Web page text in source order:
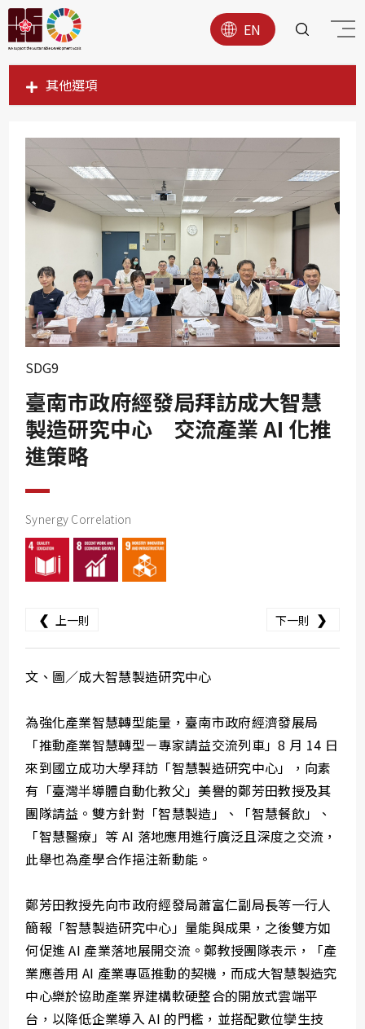
EN
其他選項
SDG1
SDG4
SDG5
SDG6
SDG7
SDG8
SDG9
SDG11
SDG12
SDG9
臺南市政府經發局拜訪成大智慧
製造研究中心 交流產業 AI 化推
進策略
Synergy Correlation
❮ 上一則 下一則 ❯
文、圖／成大智慧製造研究中心
為強化產業智慧轉型能量，臺南市政府經濟發展局
「推動產業智慧轉型－專家請益交流列車」8 月 14 日
來到國立成功大學拜訪「智慧製造研究中心」，向素
有「臺灣半導體自動化教父」美譽的鄭芳田教授及其
團隊請益。雙方針對「智慧製造」、「智慧餐飲」、
「智慧醫療」等 AI 落地應用進行廣泛且深度之交流，
此舉也為產學合作挹注新動能。
鄭芳田教授先向市政府經發局蕭富仁副局長等一行人
簡報「智慧製造研究中心」量能與成果，之後雙方如
何促進 AI 產業落地展開交流。鄭教授團隊表示，「產
業應善用 AI 產業專區推動的契機，而成大智慧製造究
中心樂於協助產業界建構軟硬整合的開放式雲端平
台，以降低企業導入 AI 的門檻，並搭配數位孿生技